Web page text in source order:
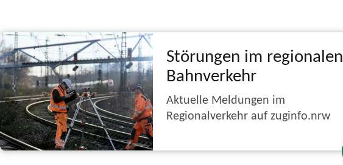
Störungen im regionalen
Bahnverkehr
Aktuelle Meldungen im
Regionalverkehr auf zuginfo.nrw